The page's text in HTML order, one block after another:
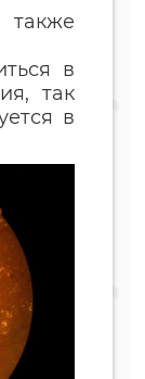
в
так
в